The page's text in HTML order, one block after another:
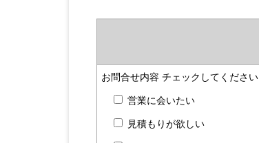
お問合せ内容 チェックしてください
営業に会いたい
見積もりが欲しい